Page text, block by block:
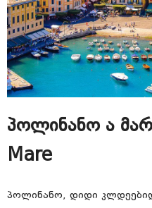
პოლინანო ა
Mare
პოლინანო, დიდი